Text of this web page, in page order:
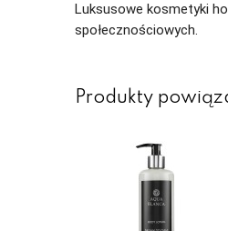
Luksusowe kosmetyki
społecznościowych.
Produkty